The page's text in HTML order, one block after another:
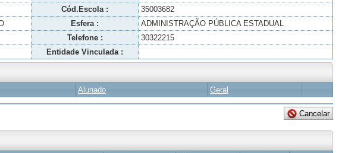
Cód.Escola :
35003682
Esfera :
ADMINISTRAÇÃO PÚBLICA ESTADUAL
Telefone :
30322215
Entidade Vinculada :
Alunado Geral